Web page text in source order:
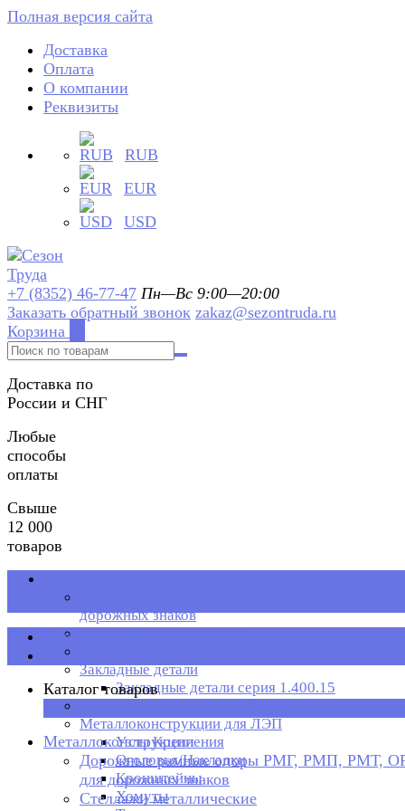
Полная версия сайта
Доставка
Оплата
О компании
Реквизиты
RUB
EUR
USD
+7 (8352) 46-77-47 Пн—Вс 9:00—20:00
Заказать обратный звонок zakaz@sezontruda.ru
Корзина
Доставка по
России и СНГ
Любые
способы
оплаты
Свыше
12 000
товаров
дорожных знаков
Стеллажи металлические
Закладные детали
Закладные детали серия 1.400.15
Металлоконструкции для ЛЭП
Узлы Крепления
Оголовья/Накладки
Кронштейны
Хомуты
Каталог товаров
Каталог товаров
Металлоконструкции
Дорожные рамные опоры РМГ, РМП, РМТ,
для дорожных знаков
Стеллажи металлические